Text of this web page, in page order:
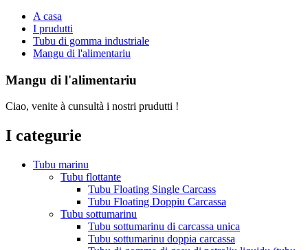
A casa
I prudutti
Tubu di gomma industriale
Mangu di l'alimentariu
Mangu di l'alimentariu
Ciao, venite à cunsultà i nostri prudutti !
I categurie
Tubu marinu
Tubu flottante
Tubu Floating Single Carcass
Tubu Floating Doppiu Carcassa
Tubu sottumarinu
Tubu sottumarinu di carcassa unica
Tubu sottumarinu doppia carcassa